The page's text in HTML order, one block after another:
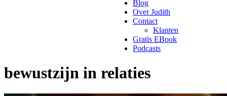
Blog
Over Judith
Contact
Klanten
Gratis EBook
Podcasts
bewustzijn in relaties